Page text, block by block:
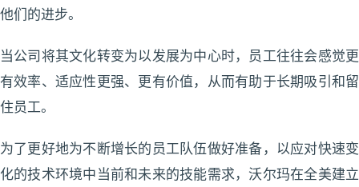
他们的进步。
当公司将其文化转变为以发展为中心时，员工往往会感觉更
有效率、适应性更强、更有价值，从而有助于长期吸引和留
住员工。
为了更好地为不断增长的员工队伍做好准备，以应对快速变
化的技术环境中当前和未来的技能需求，沃尔玛在全美建立